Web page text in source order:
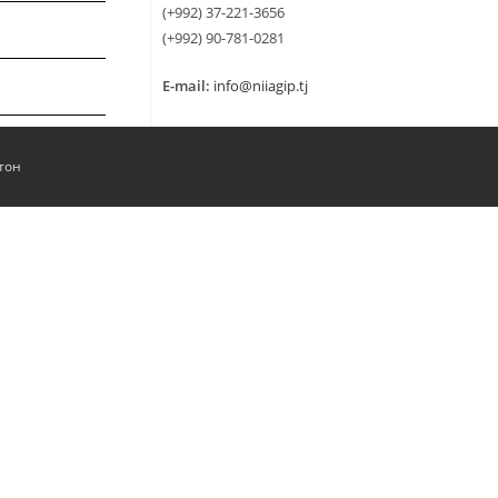
(+992) 37-221-3656
(+992) 90-781-0281
E-mail: info@niiagip.tj